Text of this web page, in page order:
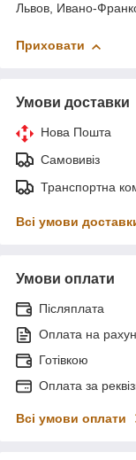
Львов, Ивано-
Приховати
Умови доставки
Нова Пошта
Самовивіз
Транспортна
Всі умови
Умови оплати
Післяплата
Оплата на
Готівкою
Оплата за
Всі умови оплати